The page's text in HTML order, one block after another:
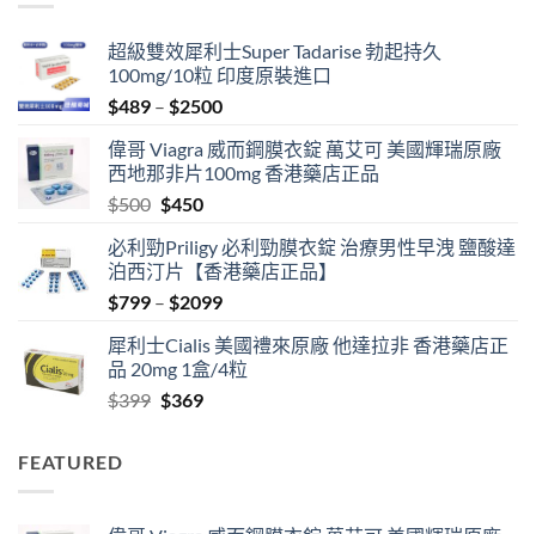
超級雙效犀利士Super Tadarise 勃起持久
100mg/10粒 印度原裝進口
$489 – $2500Price
$489
through
偉哥 Viagra 威而鋼膜衣錠 萬艾可 美國輝瑞原廠
西地那非片100mg 香港藥店正品
$500 Original
was:
$500.
$450Current
is:
$450.
必利勁Priligy 必利勁膜衣錠 治療男性早洩 鹽酸達
泊西汀片【香港藥店正品】
$799 – $2099Price
$799
through
犀利士Cialis 美國禮來原廠 他達拉非 香港藥店正
品 20mg 1盒/4粒
$399 Original
$369Current
FEATURED